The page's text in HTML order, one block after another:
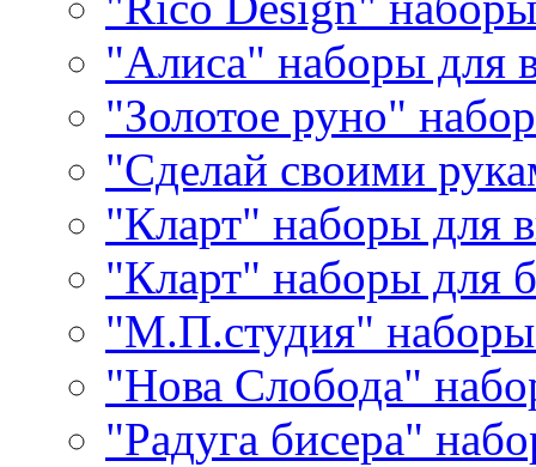
"Алиса" наборы для
"Золотое руно"
"Сделай своими
"Кларт" наборы для
"Кларт" наборы для
"М.П.студия"
"Нова Слобода"
"Радуга бисера"